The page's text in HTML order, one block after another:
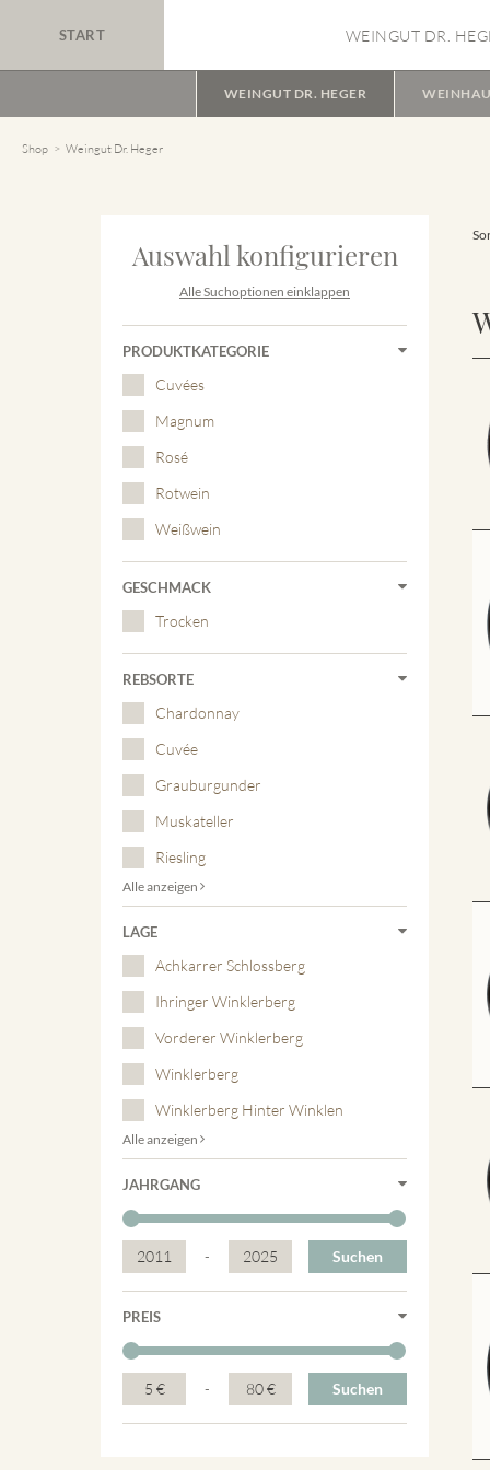
START WEINGUT DR.
WEINGUT DR. HEGER
Shop Weingut Dr. Heger
Auswahl konfigurieren
Alle Suchoptionen einklappen
PRODUKTKATEGORIE
Cuvées
Magnum
Rosé
Rotwein
Weißwein
GESCHMACK
Trocken
REBSORTE
Chardonnay
Cuvée
Grauburgunder
Muskateller
Riesling
Alle anzeigen
LAGE
Achkarrer Schlossberg
Ihringer Winklerberg
Vorderer Winklerberg
Winklerberg
Winklerberg Hinter Winklen
Alle anzeigen
JAHRGANG
2011 - 2025 Suchen
PREIS
5 € - 80 € Suchen